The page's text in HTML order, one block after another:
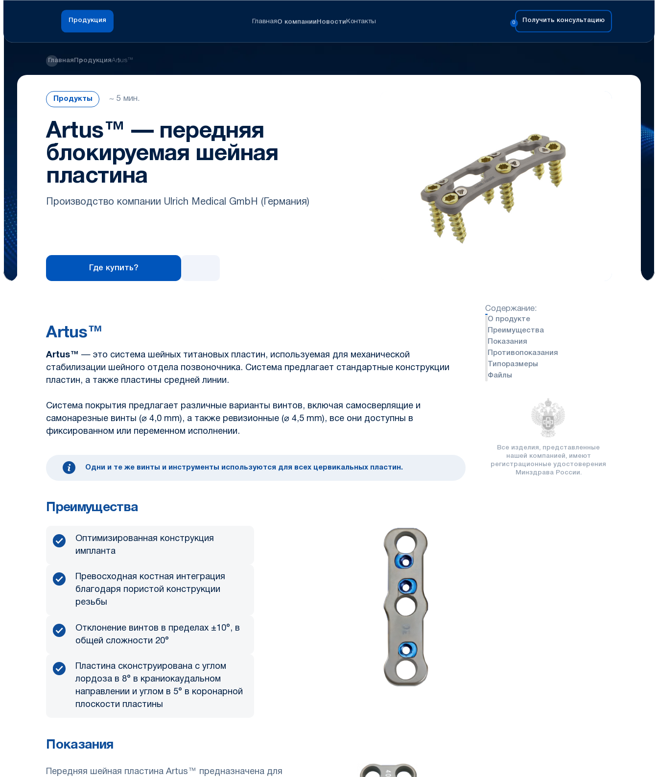
Продукция ГлавнаяО компанииНовостиКонтакты 0 Получить консультацию
Главная ПродукцияArtus™
Продукты ~ 5 мин.
Artus™ — передняя
блокируемая шейная
пластина
Производство компании Ulrich Medical GmbH (Германия)
Где купить?
Artus™
Artus™ — это система шейных титановых пластин, используемая для механической
стабилизации шейного отдела позвоночника. Система предлагает стандартные конструкции
пластин, а также пластины средней линии.
Система покрытия предлагает различные варианты винтов, включая самосверлящие и
самонарезные винты (⌀ 4,0 mm), а также ревизионные (⌀ 4,5 mm), все они доступны в
фиксированном или переменном исполнении.
Одни и те же винты и инструменты используются для всех цервикальных пластин.
Преимущества
Оптимизированная конструкция
импланта
Превосходная костная интеграция
благодаря пористой конструкции
резьбы
Отклонение винтов в пределах ±10°, в
общей сложности 20°
Пластина сконструирована с углом
лордоза в 8° в краниокаудальном
направлении и углом в 5° в коронарной
плоскости пластины
Показания
Передняя шейная пластина Artus™ предназначена для
Содержание:
О продукте
Преимущества
Показания
Противопоказания
Типоразмеры
Файлы
Все изделия, представленные
нашей компанией, имеют
регистрационные удостоверения
Минздрава России.